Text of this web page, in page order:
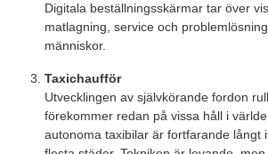
Digitala beställningsskärmar tar över
matlagning, service och
människor.
Taxichaufför
Utvecklingen av självkörande fordon
förekommer redan på vissa håll i
autonoma taxibilar är fortfarande långt